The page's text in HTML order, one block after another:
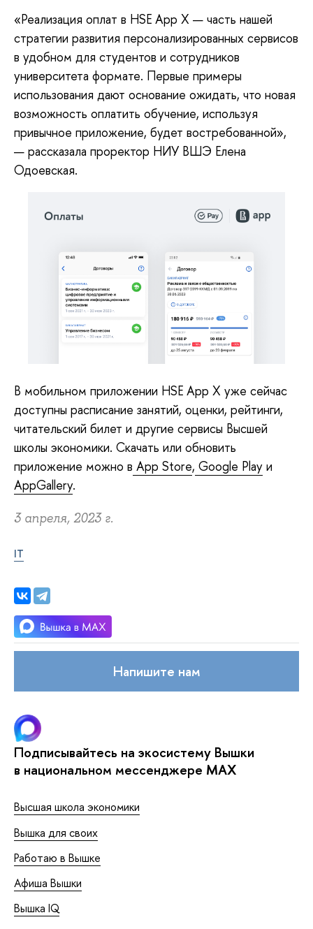
«Реализация оплат в HSE App X — часть нашей
стратегии развития персонализированных сервисов
в удобном для студентов и сотрудников
университета формате. Первые примеры
использования дают основание ожидать, что новая
возможность оплатить обучение, используя
привычное приложение, будет востребованной»,
— рассказала проректор НИУ ВШЭ Елена
Одоевская.
В мобильном приложении HSE App X уже сейчас
доступны расписание занятий, оценки, рейтинги,
читательский билет и другие сервисы Высшей
школы экономики. Скачать или обновить
приложение можно в App Store, Google Play и
AppGallery.
3 апреля, 2023 г.
IT
Напишите нам
Подписывайтесь на экосистему Вышки
в национальном мессенджере MAX
Высшая школа экономики
Вышка для своих
Работаю в Вышке
Афиша Вышки
Вышка IQ